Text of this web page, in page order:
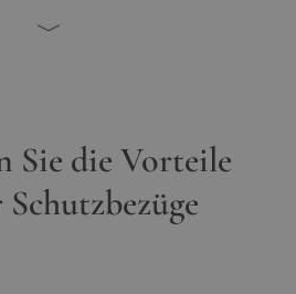
Sie die Vorteile